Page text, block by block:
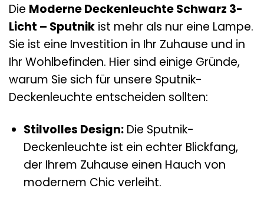
Die Moderne Deckenleuchte Schwarz 3-
Licht – Sputnik ist mehr als nur eine Lampe.
Sie ist eine Investition in Ihr Zuhause und in
Ihr Wohlbefinden. Hier sind einige Gründe,
warum Sie sich für unsere Sputnik-
Deckenleuchte entscheiden sollten:
Stilvolles Design:Die Sputnik-
Deckenleuchte ist ein echter Blickfang,
der Ihrem Zuhause einen Hauch von
modernem Chic verleiht.